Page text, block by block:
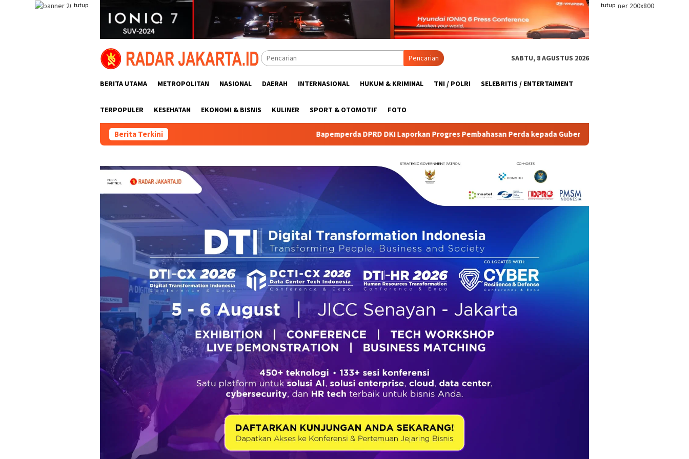
tutup tutup
Pencarian SABTU, 8 AGUSTUS 2026
BERITA UTAMA METROPOLITAN NASIONAL DAERAH INTERNASIONAL HUKUM & KRIMINAL TNI / POLRI SELEBRITIS / ENTERTAIMENT
TERPOPULER KESEHATAN EKONOMI & BISNIS KULINER SPORT & OTOMOTIF FOTO
Berita Terkini Bapemperda DPRD DKI Laporkan Progres Pembahasan Perda kepada Gubernur, Targetkan 20 Perda Rampung 2026